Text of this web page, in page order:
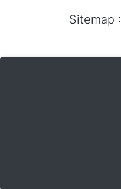
Sitemap :